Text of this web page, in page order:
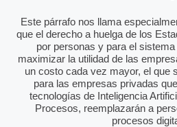
Este párrafo nos llama
que el derecho a huelga de los
por personas y para el
maximizar la utilidad de las
un costo cada vez mayor, el que
para las empresas privadas
tecnologías de Inteligencia
Procesos, reemplazarán a
procesos